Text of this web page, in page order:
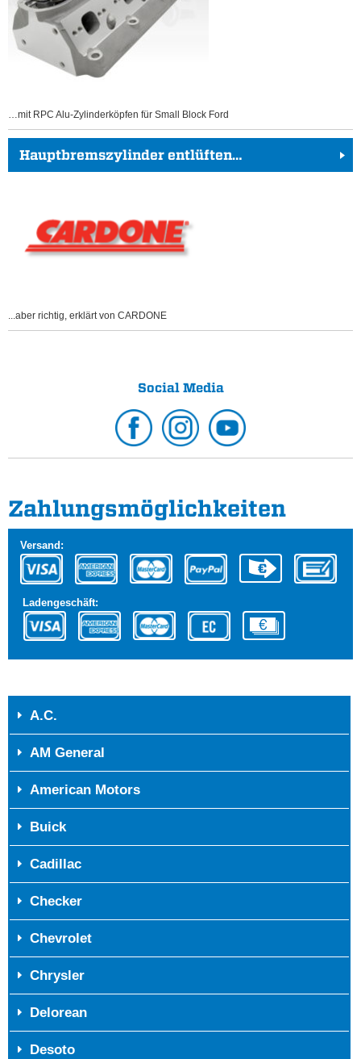
…mit RPC Alu-Zylinderköpfen für Small Block Ford
Hauptbremszylinder entlüften…
...aber richtig, erklärt von CARDONE
Social Media
Zahlungs­möglichkeiten
Versand:
Ladengeschäft:
A.C.
AM General
American Motors
Buick
Cadillac
Checker
Chevrolet
Chrysler
Delorean
Desoto